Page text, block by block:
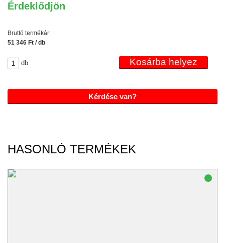
Érdeklődjön
Bruttó termékár:
51 346 Ft / db
db
Kérdése van?
HASONLÓ TERMÉKEK